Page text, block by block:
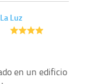
Luz
en un edificio